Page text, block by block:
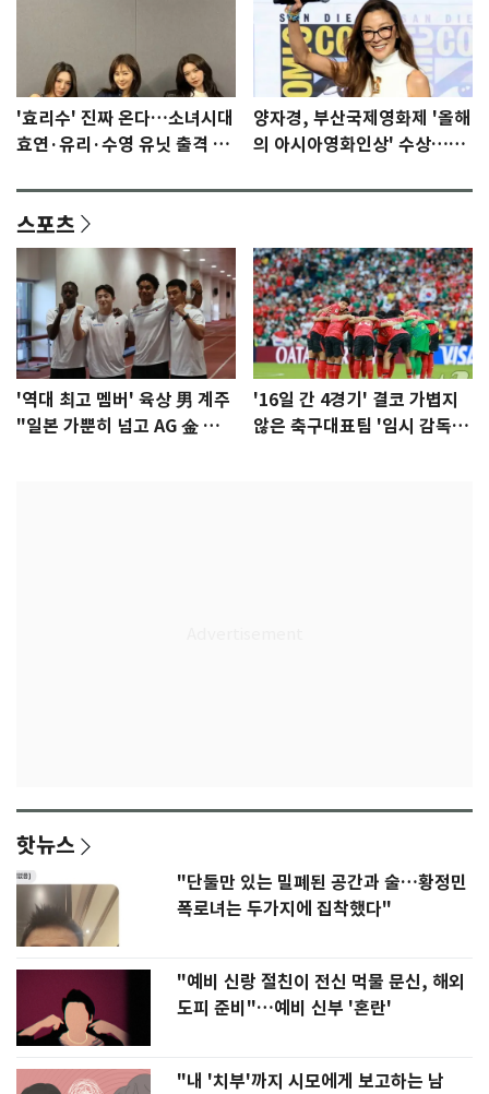
'효리수' 진짜 온다…소녀시대
효연·유리·수영 유닛 출격 [N
양자경, 부산국제영화제 '올해
의 아시아영화인상' 수상…15
스포츠
'역대 최고 멤버' 육상 男 계주
"일본 가뿐히 넘고 AG 金 따겠
'16일 간 4경기' 결코 가볍지
않은 축구대표팀 '임시 감독'
핫뉴스
"단둘만 있는 밀폐된 공간과 술…황정민
폭로녀는 두가지에 집착했다"
"예비 신랑 절친이 전신 먹물 문신, 해외
도피 준비"…예비 신부 '혼란'
"내 '치부'까지 시모에게 보고하는 남